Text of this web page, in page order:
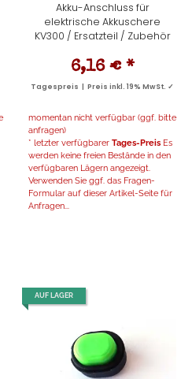
Akku-Anschluss für
elektrische Akkuschere
KV300 / Ersatzteil / Zubehör
6,16 € *
Tagespreis | Preis inkl. 19% MwSt. ✓
momentan nicht verfügbar (ggf. bitte
anfragen)
* letzter verfügbarer Tages-Preis Es
werden keine freien Bestände in den
verfügbaren Lägern angezeigt.
Verwenden Sie ggf. das Fragen-
Formular auf dieser Artikel-Seite für
Anfragen...
AUF LAGER